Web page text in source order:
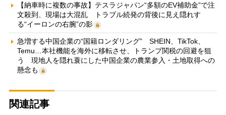
【納車時に複数の事故】テスラジャパン“多額のEV補助金”で注
文殺到、現場は大混乱 トラブル続発の背後に見え隠れす
る“イーロンの右腕”の影
急増する中国企業の“国籍ロンダリング” SHEIN、TikTok、
Temu…本社機能を海外に移転させ、トランプ関税の回避を狙
う 現地人を隠れ蓑にした中国企業の農業参入・土地取得への
懸念も
関連記事